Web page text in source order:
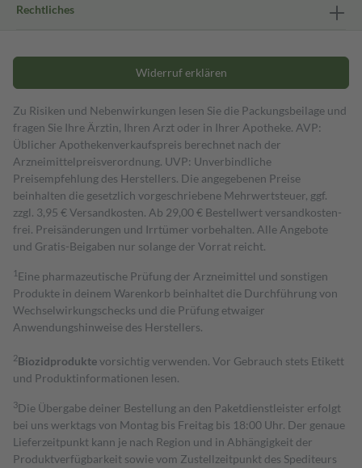
Rechtliches
Widerruf erklären
Zu Risiken und Nebenwirkungen lesen Sie die Packungsbeilage und
fragen Sie Ihre Ärztin, Ihren Arzt oder in Ihrer Apotheke. AVP:
Üblicher Apothekenverkaufspreis berechnet nach der
Arzneimittelpreisverordnung. UVP: Unverbindliche
Preisempfehlung des Herstellers. Die angegebenen Preise
beinhalten die gesetzlich vorgeschriebene Mehrwertsteuer, ggf.
zzgl. 3,95 € Versandkosten. Ab 29,00 € Bestell­wert versand­kosten­
frei. Preisänderungen und Irrtümer vorbehalten. Alle Angebote
und Gratis-Beigaben nur solange der Vorrat reicht.
1 Eine pharmazeutische Prüfung der Arzneimittel und sonstigen
Produkte in deinem Warenkorb beinhaltet die Durchführung von
Wechselwirkungschecks und die Prüfung etwaiger
Anwendungshinweise des Herstellers.
2Biozidproduktevorsichtig verwenden. Vor Gebrauch stets Etikett
und Produktinformationen lesen.
3Die Übergabe deiner Bestellung an den Paketdienstleister erfolgt
bei uns werktags von Montag bis Freitag bis 18:00 Uhr. Der genaue
Lieferzeitpunkt kann je nach Region und in Abhängigkeit der
Produktverfügbarkeit sowie vom Zustellzeitpunkt des Spediteurs